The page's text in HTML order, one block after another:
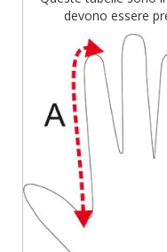
devono essere